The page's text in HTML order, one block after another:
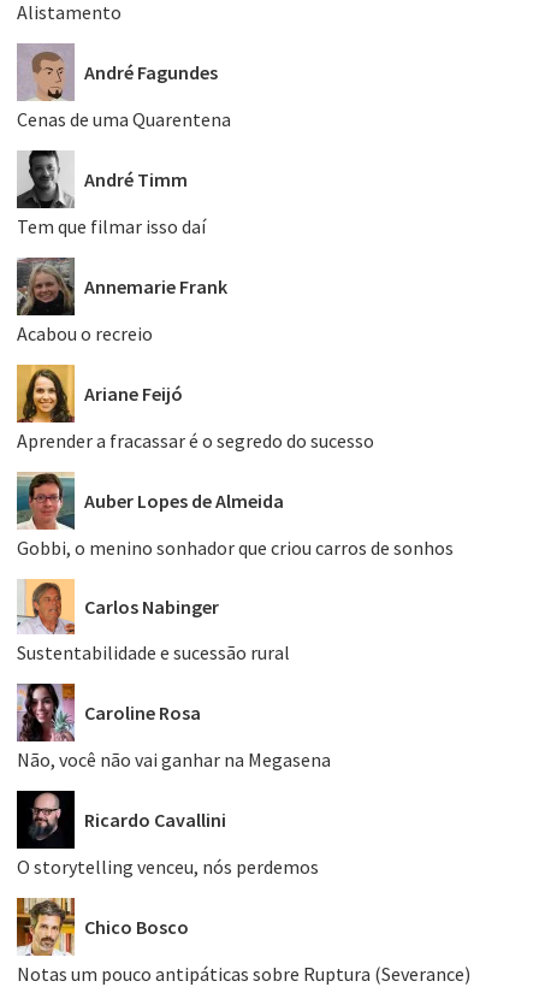
Alistamento
André Fagundes
Cenas de uma Quarentena
André Timm
Tem que filmar isso daí
Annemarie Frank
Acabou o recreio
Ariane Feijó
Aprender a fracassar é o segredo do sucesso
Auber Lopes de Almeida
Gobbi, o menino sonhador que criou carros de sonhos
Carlos Nabinger
Sustentabilidade e sucessão rural
Caroline Rosa
Não, você não vai ganhar na Megasena
Ricardo Cavallini
O storytelling venceu, nós perdemos
Chico Bosco
Notas um pouco antipáticas sobre Ruptura (Severance)